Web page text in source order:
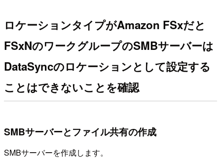
ロケーションタイプがAmazon FSxだと
FSxNのワークグループのSMBサーバーは
DataSyncのロケーションとして設定する
ことはできないことを確認
SMBサーバーとファイル共有の作成
SMBサーバーを作成します。